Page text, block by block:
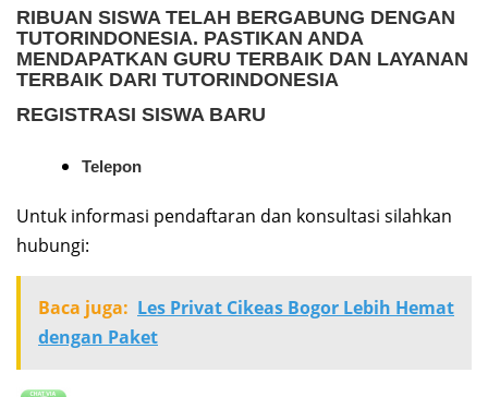
RIBUAN SISWA TELAH BERGABUNG DENGAN
TUTORINDONESIA. PASTIKAN ANDA
MENDAPATKAN GURU TERBAIK DAN LAYANAN
TERBAIK DARI TUTORINDONESIA
REGISTRASI SISWA BARU
Telepon
Untuk informasi pendaftaran dan konsultasi silahkan
hubungi:
Baca juga: Les Privat Cikeas Bogor Lebih Hemat
dengan Paket